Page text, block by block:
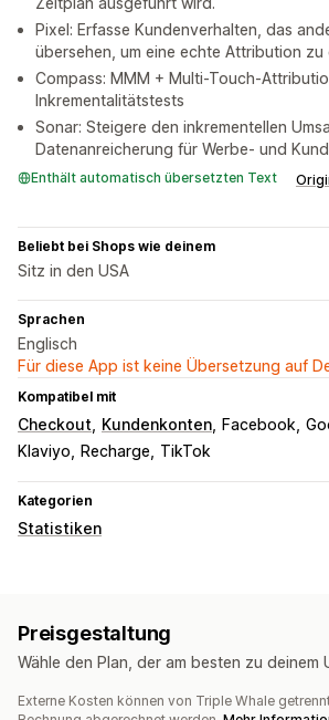
Pixel: Erfasse Kundenverhalten, das
übersehen, um eine echte Attribution zu
Compass: MMM + Multi-Touch-
Inkrementalitätstests
Sonar: Steigere den inkrementellen
Datenanreicherung für Werbe- und
Enthält automatisch übersetzten Text
Beliebt bei Shops wie deinem
Sitz in den USA
Sprachen
Englisch
Für diese App ist keine Übersetzung auf
Kompatibel mit
Checkout Kundenkonten Facebook
Klaviyo
Recharge TikTok
Kategorien
Statistiken
Segmentierung
Seitenaufrufe
Treueanalyse
Kohortenanalyse
Marketing und Vertrieb
Preisgestaltung
Wähle den Plan, der am besten zu deinem
Externe Kosten können von Triple Whale